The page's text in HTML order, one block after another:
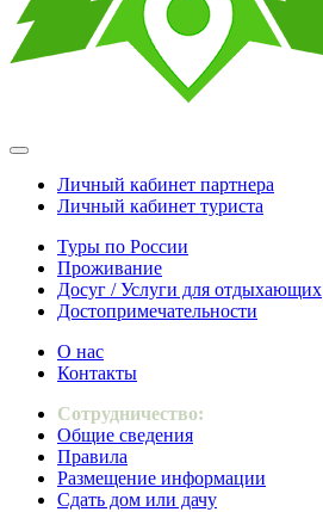
Личный кабинет партнера
Личный кабинет туриста
Туры по России
Проживание
Досуг / Услуги для отдыхающих
Достопримечательности
О нас
Контакты
Сотрудничество:
Общие сведения
Правила
Размещение информации
Сдать дом или дачу